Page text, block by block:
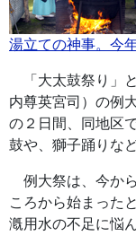
湯立ての神事。今
「大太鼓祭り」
内尊英宮司）の例
の２日間、同地区
鼓や、獅子踊りな
例大祭は、今か
ころから始まった
漑用水の不足に悩